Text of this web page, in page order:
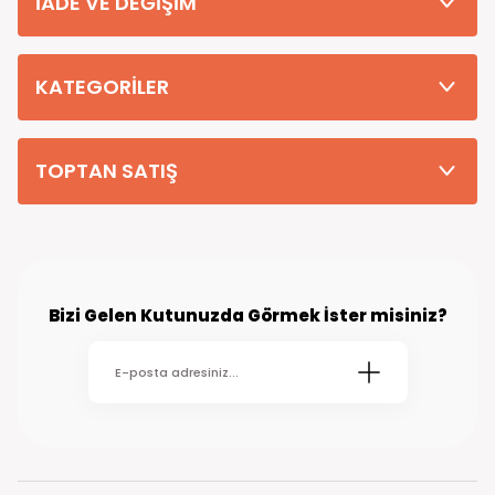
teslim edilmektedir. (kırsal köy kasaba gibi yerlere bu süre 7 güne
KATEGORİLER
TOPTAN SATIŞ
Bizi Gelen Kutunuzda Görmek İster misiniz?